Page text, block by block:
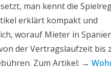
man kennt die
erklärt kompakt und
worauf Mieter in
der Vertragslaufzeit bis
Zum Artikel: →